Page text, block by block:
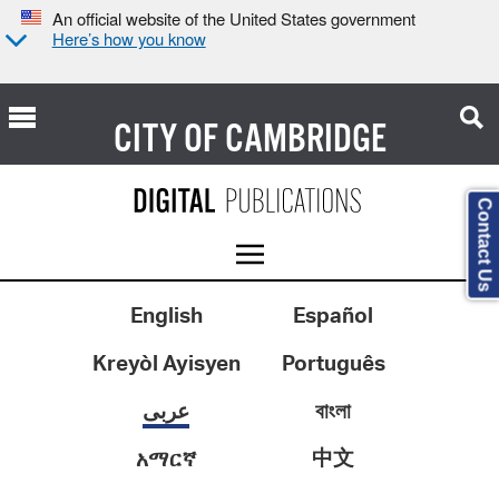
An official website of the United States government
Here’s how you know
CITY OFCAMBRIDGE
English
Español
Kreyòl Ayisyen
Português
عربى
বাংলা
አማርኛ
中文
Contact Us